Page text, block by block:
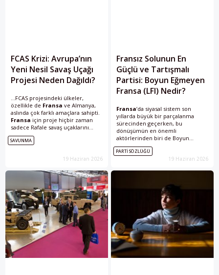
FCAS Krizi: Avrupa’nın
Yeni Nesil Savaş Uçağı
Projesi Neden Dağıldı?
...FCAS projesindeki ülkeler,
özellikle de Fransa ve Almanya,
aslında çok farklı amaçlara sahipti.
Fransa için proje hiçbir zaman
sadece Rafale savaş uçaklarını
değiştirmekten ibaret değildi.
Gelecekteki herhangi bir uçağın,
SAVUNMA
19 Haziran 2026
Fransız Solunun En
Güçlü ve Tartışmalı
Partisi: Boyun Eğmeyen
Fransa (LFI) Nedir?
Fransa’da siyasal sistem son
yıllarda büyük bir parçalanma
sürecinden geçerken, bu
dönüşümün en önemli
aktörlerinden biri de Boyun
EğmeyenFransa
insoumise-LFI) oldu. Jean-Luc
Mélenchon’un öncülüğünde
PARTI SÖZLÜĞÜ
19 Haziran 2026